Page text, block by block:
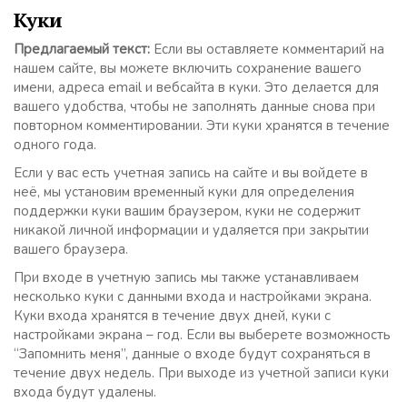
Куки
Предлагаемый текст: Если вы оставляете комментарий на
нашем сайте, вы можете включить сохранение вашего
имени, адреса email и вебсайта в куки. Это делается для
вашего удобства, чтобы не заполнять данные снова при
повторном комментировании. Эти куки хранятся в течение
одного года.
Если у вас есть учетная запись на сайте и вы войдете в
неё, мы установим временный куки для определения
поддержки куки вашим браузером, куки не содержит
никакой личной информации и удаляется при закрытии
вашего браузера.
При входе в учетную запись мы также устанавливаем
несколько куки с данными входа и настройками экрана.
Куки входа хранятся в течение двух дней, куки с
настройками экрана – год. Если вы выберете возможность
“Запомнить меня”, данные о входе будут сохраняться в
течение двух недель. При выходе из учетной записи куки
входа будут удалены.